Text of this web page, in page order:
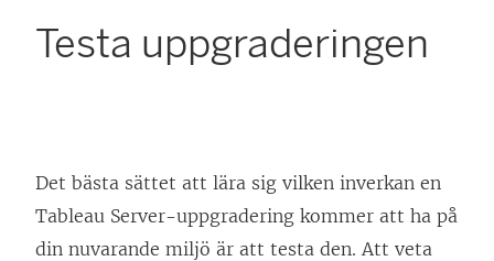
Testa uppgraderingen
Det bästa sättet att lära sig vilken inverkan en
Tableau Server-uppgradering kommer att ha på
din nuvarande miljö är att testa den. Att veta